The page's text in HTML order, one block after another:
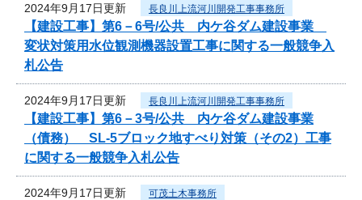
2024年9月17日更新 長良川上流河川開発工事事務所
【建設工事】第6－6号/公共 内ケ谷ダム建設事業
変状対策用水位観測機器設置工事に関する一般競争入
札公告
2024年9月17日更新 長良川上流河川開発工事事務所
【建設工事】第6－3号/公共 内ケ谷ダム建設事業
（債務） SL-5ブロック地すべり対策（その2）工事
に関する一般競争入札公告
2024年9月17日更新 可茂土木事務所